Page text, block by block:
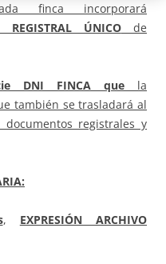
finca incorporará
REGISTRAL ÚNICOde
DNI FINCA que la
también se trasladará al
registrales y
, EXPRESIÓN ARCHIVO